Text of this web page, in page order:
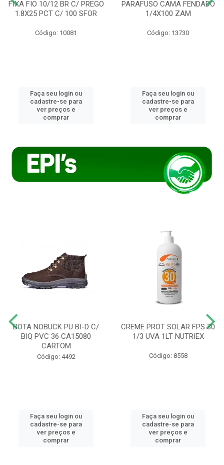
FIXA FIO 10/12 BR C/ PREGO
1.8X25 PCT C/ 100 SFOR
Código: 10081
Faça seu login ou
cadastre-se para
ver preços e
comprar
PARAFUSO CAMA FENDADO
1/4X100 ZAM
Código: 13730
Faça seu login ou
cadastre-se para
ver preços e
comprar
BOTA NOBUCK PU BI-D C/
BIQ PVC 36 CA15080
CARTOM
Código: 4492
Faça seu login ou
cadastre-se para
ver preços e
comprar
CREME PROT SOLAR FPS 30
1/3 UVA 1LT NUTRIEX
Código: 8558
Faça seu login ou
cadastre-se para
ver preços e
comprar